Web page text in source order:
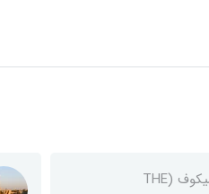
کاخ منشیکوف (THE